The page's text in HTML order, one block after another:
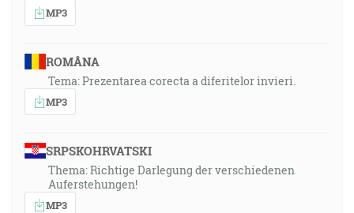
MP3
ROMÂNA
Tema: Prezentarea corecta a diferitelor invieri.
MP3
SRPSKOHRVATSKI
Thema: Richtige Darlegung der verschiedenen
Auferstehungen!
MP3